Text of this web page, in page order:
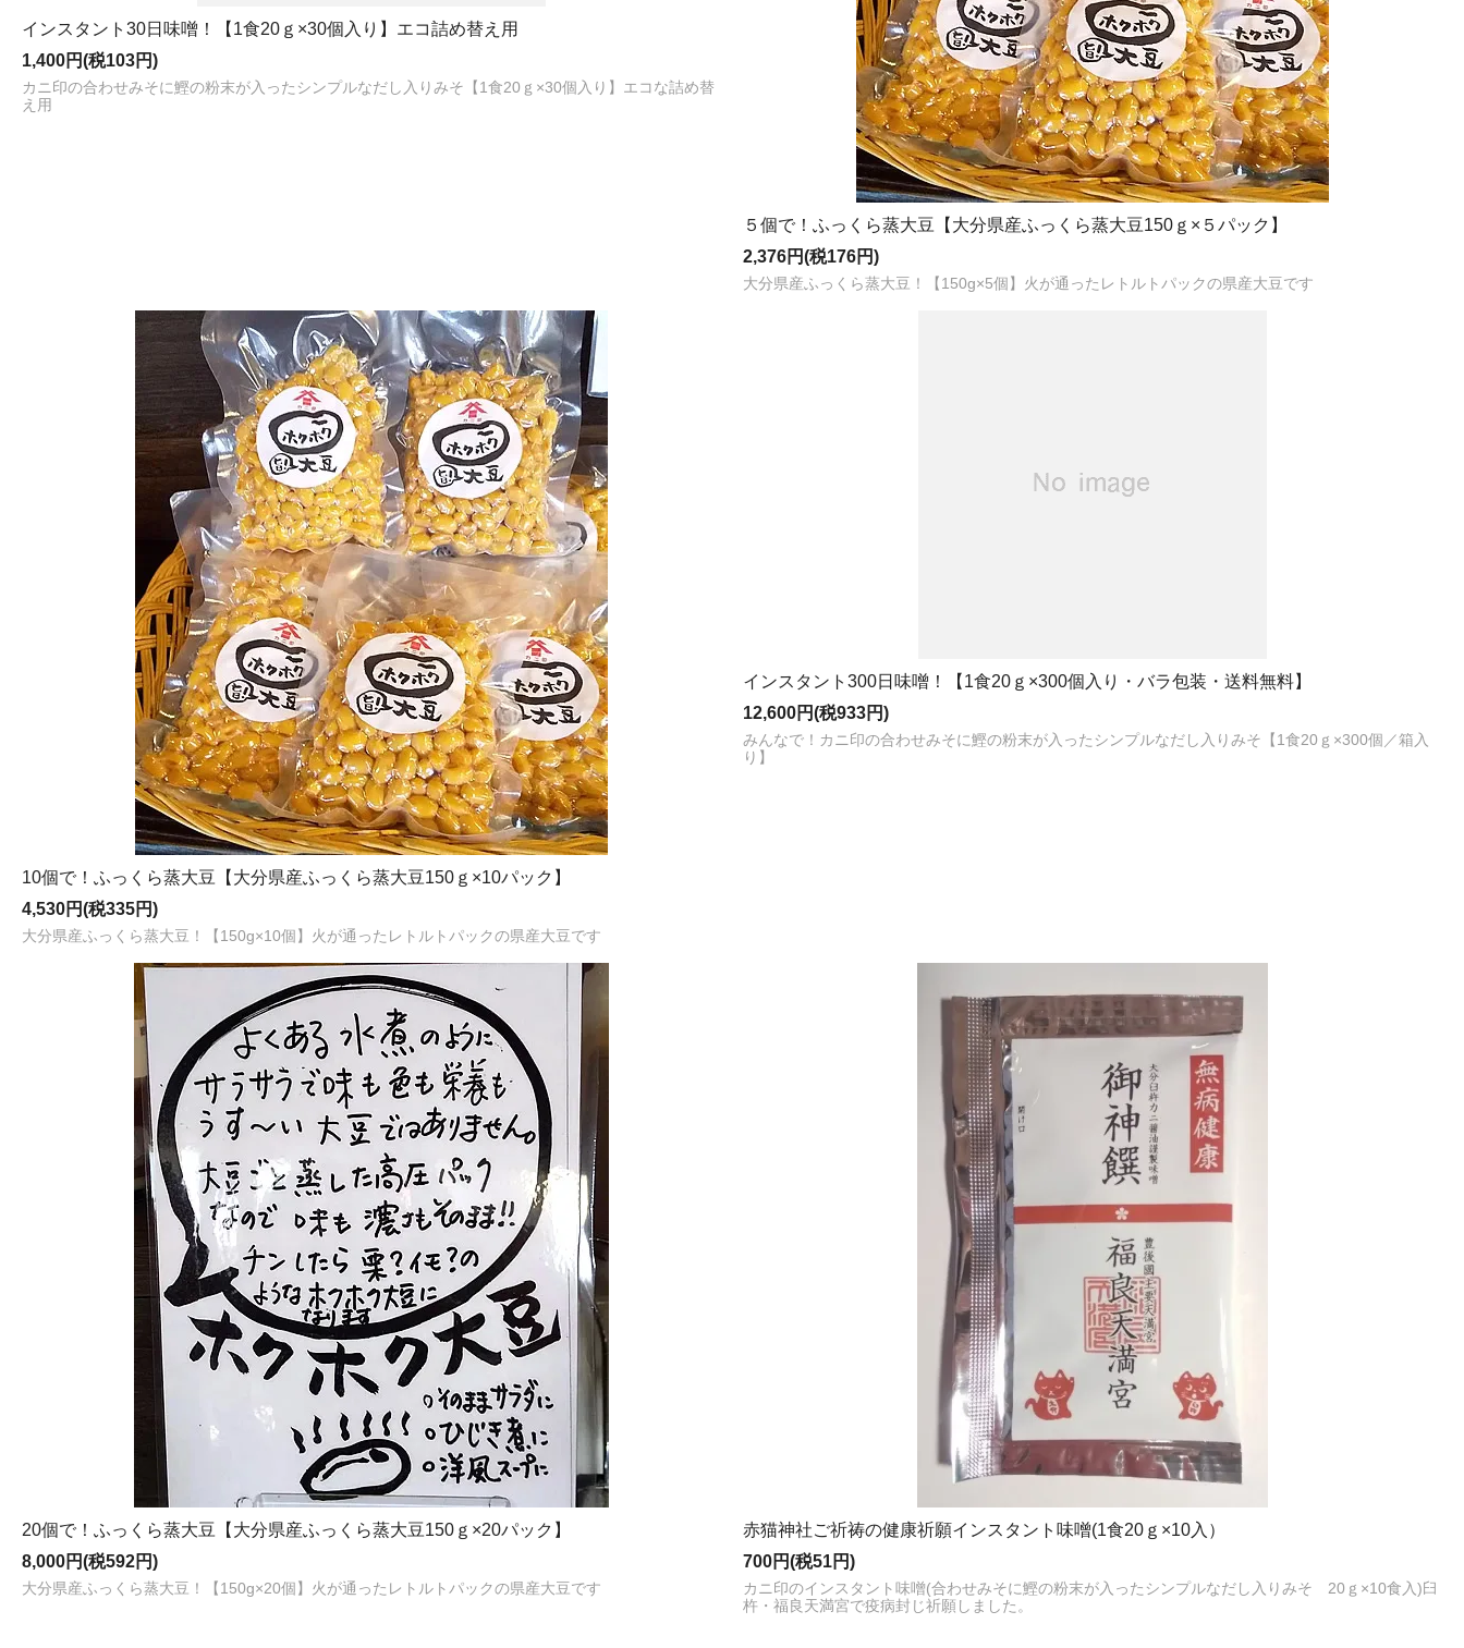
インスタント30日味噌！【1食20ｇ×30個入り】エコ詰め替え用
1,400円(税103円)
カニ印の合わせみそに鰹の粉末が入ったシンプルなだし入りみそ【1食20ｇ×30個入り】エコな詰め替
え用
５個で！ふっくら蒸大豆【大分県産ふっくら蒸大豆150ｇ×５パック】
2,376円(税176円)
大分県産ふっくら蒸大豆！【150g×5個】火が通ったレトルトパックの県産大豆です
10個で！ふっくら蒸大豆【大分県産ふっくら蒸大豆150ｇ×10パック】
4,530円(税335円)
大分県産ふっくら蒸大豆！【150g×10個】火が通ったレトルトパックの県産大豆です
インスタント300日味噌！【1食20ｇ×300個入り・バラ包装・送料無料】
12,600円(税933円)
みんなで！カニ印の合わせみそに鰹の粉末が入ったシンプルなだし入りみそ【1食20ｇ×300個／箱入
り】
20個で！ふっくら蒸大豆【大分県産ふっくら蒸大豆150ｇ×20パック】
8,000円(税592円)
大分県産ふっくら蒸大豆！【150g×20個】火が通ったレトルトパックの県産大豆です
赤猫神社ご祈祷の健康祈願インスタント味噌(1食20ｇ×10入）
700円(税51円)
カニ印のインスタント味噌(合わせみそに鰹の粉末が入ったシンプルなだし入りみそ 20ｇ×10食入)臼
杵・福良天満宮で疫病封じ祈願しました。